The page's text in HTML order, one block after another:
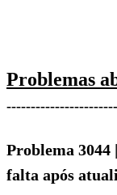
Problemas
Problema 3044 |
falta após